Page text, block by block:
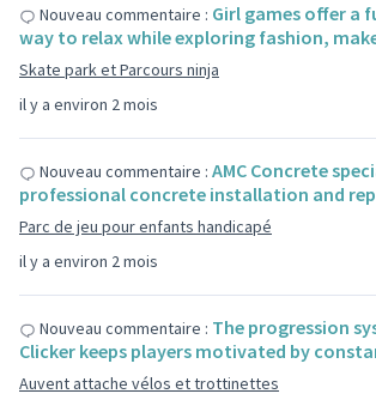
il y a environ 2 mois
Nouveau commentaire : Girl games offer a
way to relax while exploring fashion,
Skate park et Parcours ninja
il y a environ 2 mois
Nouveau commentaire : AMC Concrete
professional concrete installation and
Parc de jeu pour enfants handicapé
Nouveau commentaire : The progression
Clicker keeps players motivated by
Auvent attache vélos et trottinettes